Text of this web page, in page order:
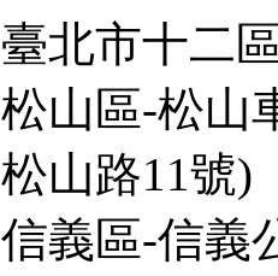
臺北市十二
松山區-松山
松山路11號)
信義區-信義